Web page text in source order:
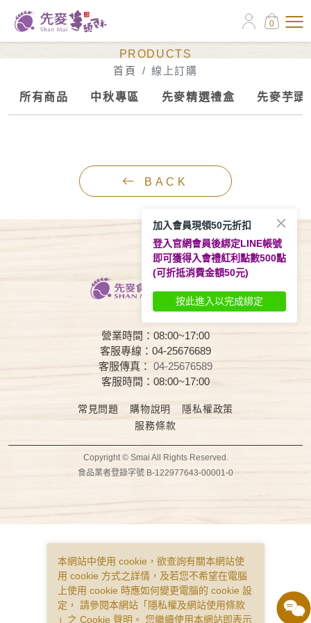
0
PRODUCTS
首頁
線上訂購
所有商品 中秋專區 先麥精選禮盒 先麥芋頭
BACK
營業時間：08:00~17:00
客服專線：04-25676689
客服傳真： 04-25676589
客服時間：08:00~17:00
常見問題 購物說明
隱私權政策
服務條款
Copyright © Smai All Rights Reserved.
食品業者登錄字號 B-122977643-00001-0
本網站中使用 cookie，欲查詢有關本網站使
用 cookie 方式之詳情，及若您不希望在電腦
上使用 cookie 時應如何變更電腦的 cookie 設
定， 請參閱本網站「 隱私權及網站使用條款
」之 Cookie 聲明。 您繼續使用本網站即表示
加入會員現領50元折扣
登入官網會員後綁定LINE帳號
即可獲得入會禮紅利點數500點
(可折抵消費金額50元)
按此進入以完成綁定